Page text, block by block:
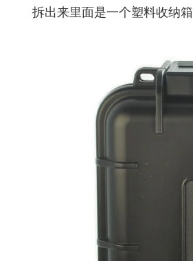
拆出来里面是一个塑料收纳箱